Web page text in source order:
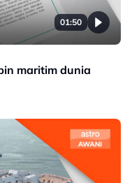
01:50
maritim dunia